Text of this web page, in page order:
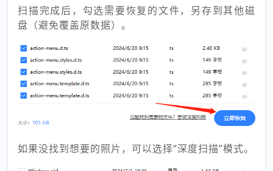
扫描完成后，勾选需要恢复的文件，另存到其他磁
盘（避免覆盖原数据）。
如果没找到想要的照片，可以选择“深度扫描”模式。